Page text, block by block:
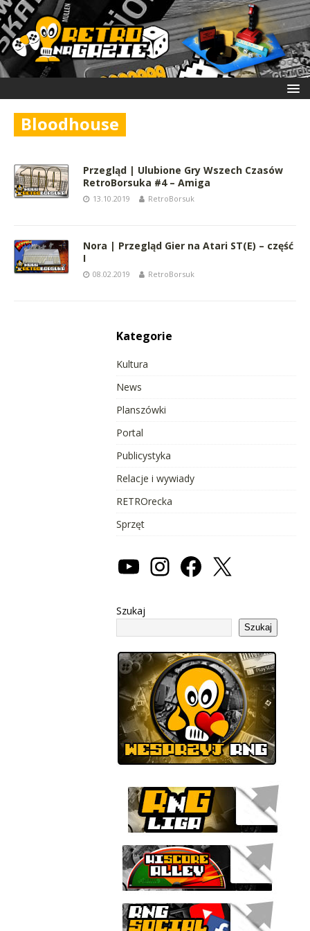
Bloodhouse
Przegląd | Ulubione Gry Wszech Czasów
RetroBorsuka #4 – Amiga
13.10.2019 RetroBorsuk
Nora | Przegląd Gier na Atari ST(E) – część
I
08.02.2019 RetroBorsuk
Kategorie
Kultura
News
Planszówki
Portal
Publicystyka
Relacje i wywiady
RETROrecka
Sprzęt
Szukaj
Szukaj